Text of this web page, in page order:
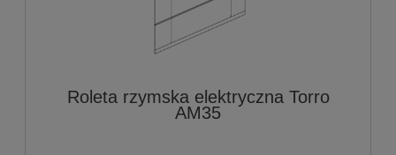
Roleta rzymska elektryczna Torro
AM35